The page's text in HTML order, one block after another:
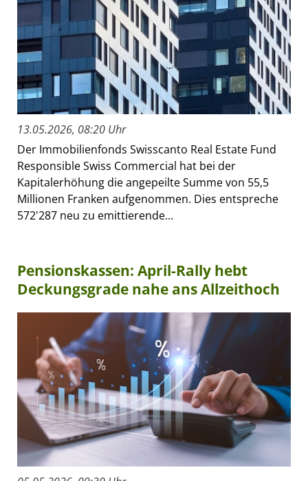
13.05.2026, 08:20 Uhr
Der Immobilienfonds Swisscanto Real Estate Fund
Responsible Swiss Commercial hat bei der
Kapitalerhöhung die angepeilte Summe von 55,5
Millionen Franken aufgenommen. Dies entspreche
572'287 neu zu emittierende...
Pensionskassen: April-Rally hebt
Deckungsgrade nahe ans Allzeithoch